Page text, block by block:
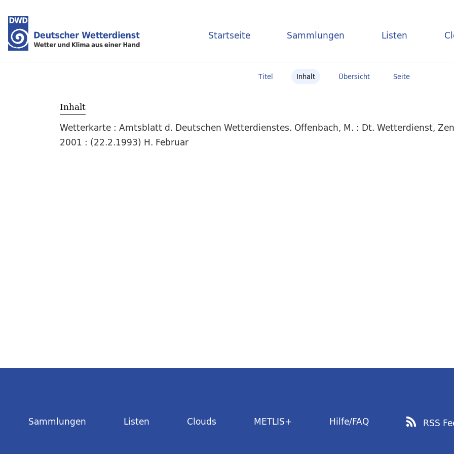
Startseite Sammlungen Listen
Titel Inhalt Übersicht Seite
Inhalt
Wetterkarte : Amtsblatt d. Deutschen Wetterdienstes. Offenbach, M. : Dt. Wetterdienst,
2001 : (22.2.1993) H. Februar
Sammlungen Listen Clouds METLIS+ Hilfe/FAQ RSS